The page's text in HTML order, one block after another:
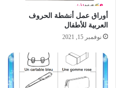
أوراق عمل أنشطة الحروف
العربية للأطفال
نوفمبر 15, 2021